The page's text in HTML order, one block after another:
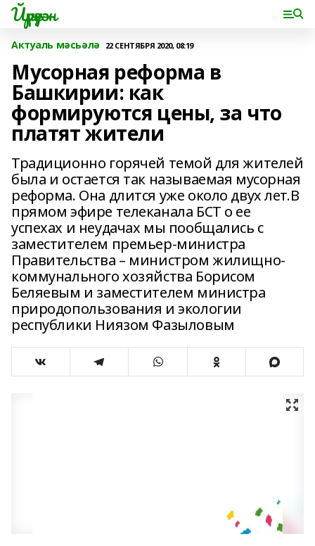
Йүрүҙән
Актуаль мәсьәлә 22 СЕНТЯБРЯ 2020, 08:19
Мусорная реформа в
Башкирии: как
формируются цены, за что
платят жители
Традиционно горячей темой для жителей
была и остается так называемая мусорная
реформа. Она длится уже около двух лет.В
прямом эфире телеканала БСТ о ее
успехах и неудачах мы пообщались с
заместителем премьер-министра
Правительства – министром жилищно-
коммунального хозяйства Борисом
Беляевым и заместителем министра
природопользования и экологии
республики Ниязом Фазыловым